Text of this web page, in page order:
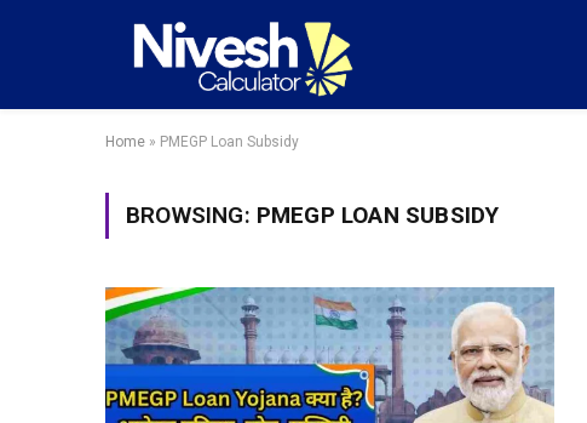
Home » PMEGP Loan Subsidy
BROWSING: PMEGP LOAN SUBSIDY